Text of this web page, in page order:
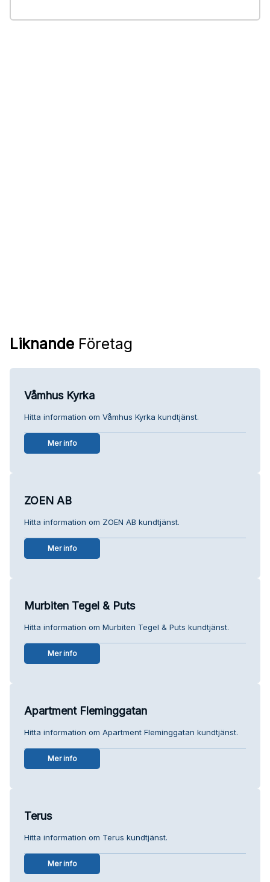
Liknande Företag
Våmhus Kyrka
Hitta information om Våmhus Kyrka kundtjänst.
Mer info
ZOEN AB
Hitta information om ZOEN AB kundtjänst.
Mer info
Murbiten Tegel & Puts
Hitta information om Murbiten Tegel & Puts kundtjänst.
Mer info
Apartment Fleminggatan
Hitta information om Apartment Fleminggatan kundtjänst.
Mer info
Terus
Hitta information om Terus kundtjänst.
Mer info